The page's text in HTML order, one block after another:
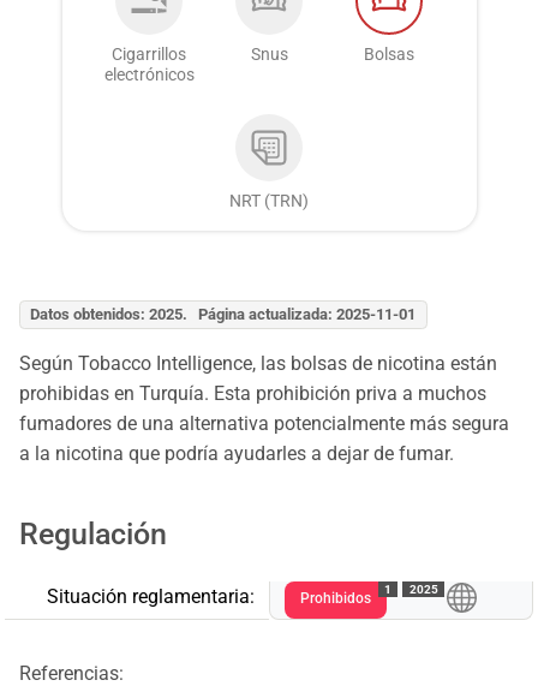
Cigarrillos
electrónicos
Snus Bolsas
NRT (TRN)
Datos obtenidos: 2025. Página actualizada: 2025-11-01
Según Tobacco Intelligence, las bolsas de nicotina están
prohibidas en Turquía. Esta prohibición priva a muchos
fumadores de una alternativa potencialmente más segura
a la nicotina que podría ayudarles a dejar de fumar.
Regulación
Situación reglamentaria: Prohibidos
1 2025
Referencias: